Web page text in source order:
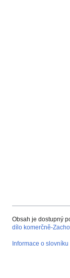
Obsah je dostupný
dílo komerčně-
Informace o slovníku